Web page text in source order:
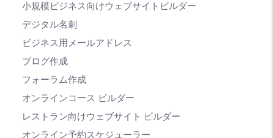
小規模ビジネス向けウェブサイトビルダー
デジタル名刺
ビジネス用メールアドレス
ブログ作成
フォーラム作成
オンラインコース ビルダー
レストラン向けウェブサイト ビルダー
オンライン予約スケジューラー